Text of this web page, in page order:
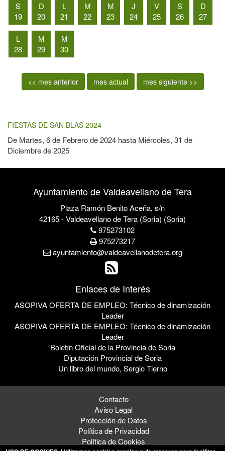
S
19
D
20
L
21
M
22
M
23
J
24
V
25
S
26
D
27
L
28
M
29
M
30
<< mes anterior mes actual mes siguiente >>
FIESTAS DE SAN BLAS 2024
De Martes, 6 de Febrero de 2024 hasta Miércoles, 31 de
Diciembre de 2025
Ayuntamiento de Valdeavellano de Tera
Plaza Ramón Benito Aceña, s/n
42165 - Valdeavellano de Tera (Soria) (Soria)
975273102
975273217
ayuntamiento@valdeavellanodetera.org
Enlaces de Interés
ASOPIVA OFERTA DE EMPLEO: Técnico de dinamización
Leader
ASOPIVA OFERTA DE EMPLEO: Técnico de dinamización
Leader
Boletín Oficial de la Provincia de Soria
Diputación Provincial de Soria
Un libro del mundo, Sergio Tierno
Contacto
Aviso Legal
Protección de Datos
Política de Privacidad
Política de Cookies